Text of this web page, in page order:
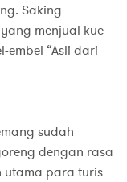
Saking
menjual kue-
embel “Asli dari
sudah
dengan rasa
utama para turis